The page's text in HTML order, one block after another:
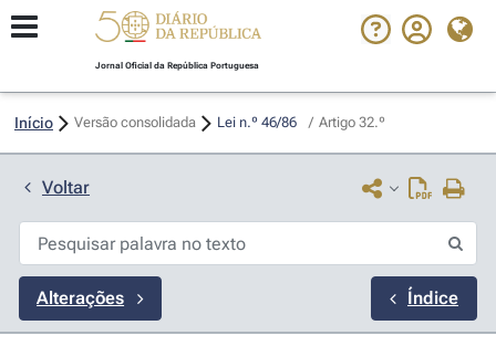
Jornal Oficial da República Portuguesa
Início Versão consolidada Lei n.º 46/86 / Artigo 32.º
Voltar
Alterações Índice